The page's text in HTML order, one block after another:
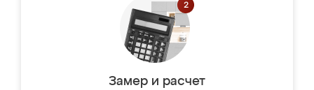
Замер и расчет